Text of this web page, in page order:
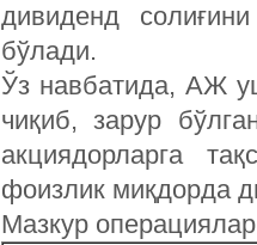
дивиденд
бўлади.
Ўз навбатида, АЖ
чиқиб, зарур
акциядорларга
фоизлик миқдорда
Мазкур